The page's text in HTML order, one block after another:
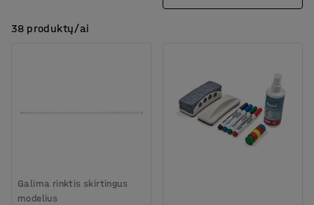
38 produktų/ai
Galima rinktis skirtingus
modelius